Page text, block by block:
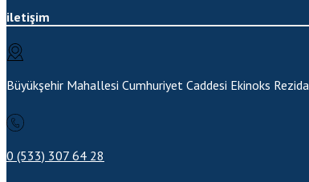
iletişim
Büyükşehir Mahallesi Cumhuriyet Caddesi Ekinoks
0 (533) 307 64 28